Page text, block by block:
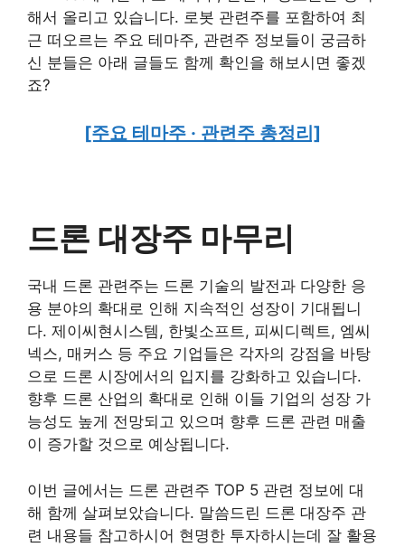
해서 올리고 있습니다. 로봇 관련주를 포함하여 최
근 떠오르는 주요 테마주, 관련주 정보들이 궁금하
신 분들은 아래 글들도 함께 확인을 해보시면 좋겠
죠?
[주요 테마주 · 관련주 총정리]
드론 대장주 마무리
국내 드론 관련주는 드론 기술의 발전과 다양한 응
용 분야의 확대로 인해 지속적인 성장이 기대됩니
다. 제이씨현시스템, 한빛소프트, 피씨디렉트, 엠씨
넥스, 매커스 등 주요 기업들은 각자의 강점을 바탕
으로 드론 시장에서의 입지를 강화하고 있습니다.
향후 드론 산업의 확대로 인해 이들 기업의 성장 가
능성도 높게 전망되고 있으며 향후 드론 관련 매출
이 증가할 것으로 예상됩니다.
이번 글에서는 드론 관련주 TOP 5 관련 정보에 대
해 함께 살펴보았습니다. 말씀드린 드론 대장주 관
련 내용들 참고하시어 현명한 투자하시는데 잘 활용